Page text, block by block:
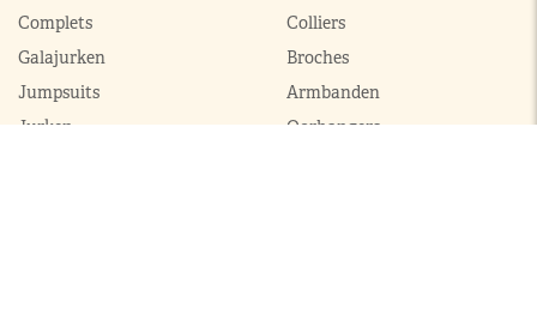
Complets
Galajurken
Jumpsuits
Jurken
Colliers
Broches
Armbanden
Oorhangers